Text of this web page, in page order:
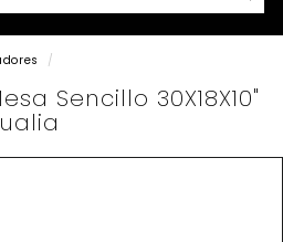
/
Sencillo 30X18X10"